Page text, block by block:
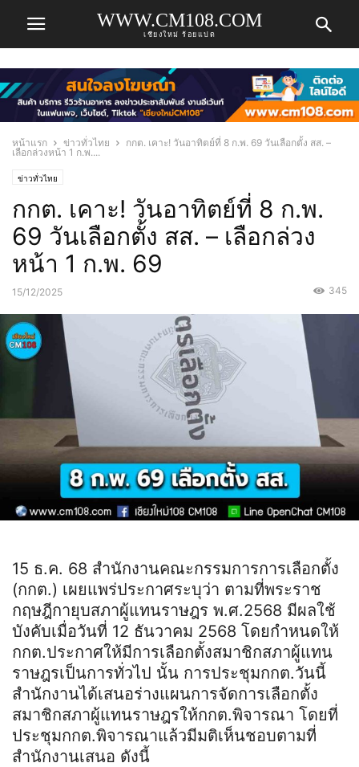
WWW.CM108.COM
เชียงใหม่ ร้อยแปด
หน้าแรก ข่าวทั่วไทย
กกต. เคาะ! วันอาทิตย์ที่ 8 ก.พ. 69 วันเลือกตั้ง สส. –
เลือกล่วงหน้า 1 ก.พ....
ข่าวทั่วไทย
กกต. เคาะ! วันอาทิตย์ที่ 8 ก.พ.
69 วันเลือกตั้ง สส. – เลือกล่วง
หน้า 1 ก.พ. 69
15/12/2025 345
15 ธ.ค. 68 สำนักงานคณะกรรมการการเลือกตั้ง
(กกต.) เผยแพร่ประกาศระบุว่า ตามที่พระราช
กฤษฎีกายุบสภาผู้แทนราษฎร พ.ศ.2568 มีผลใช้
บังคับเมื่อวันที่ 12 ธันวาคม 2568 โดยกำหนดให้
กกต.ประกาศให้มีการเลือกตั้งสมาชิกสภาผู้แทน
ราษฎรเป็นการทั่วไป นั้น การประชุมกกต.วันนี้
สำนักงานได้เสนอร่างแผนการจัดการเลือกตั้ง
สมาชิกสภาผู้แทนราษฎรให้กกต.พิจารณา โดยที่
ประชุมกกต.พิจารณาแล้วมีมติเห็นชอบตามที่
สำนักงานเสนอ ดังนี้